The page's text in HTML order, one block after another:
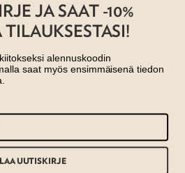
JA TOIMITUSEHDOT
2026 ©Taito shop
JA SAAT -10%
TILAUKSESTASI!
alennuskoodin
saat myös ensimmäisenä tiedon
UUTISKIRJE